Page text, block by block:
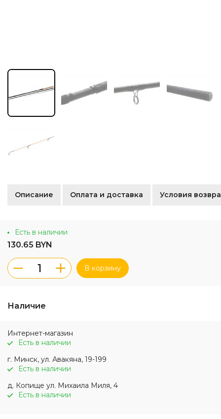
Описание Оплата и доставка Условия
Есть в наличии
130.65 BYN
В корзину
Наличие
Интернет-магазин
Есть в наличии
г. Минск, ул. Авакяна, 19-199
Есть в наличии
д. Копище ул. Михаила Миля, 4
Есть в наличии